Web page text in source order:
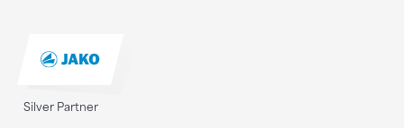
Silver Partner